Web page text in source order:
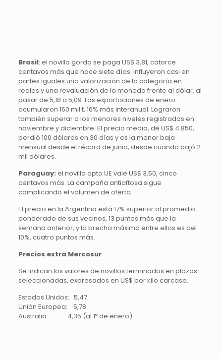
Brasil: el novillo gordo se paga US$ 3,81, catorce
centavos más que hace siete días. Influyeron casi en
partes iguales una valorización de la categoría en
reales y una revaluación de la moneda frente al dólar, al
pasar de 5,18 a 5,09. Las exportaciones de enero
acumularon 160 mil t, 16% más interanual. Lograron
también superar a los menores niveles registrados en
noviembre y diciembre. El precio medio, de US$ 4.850,
perdió 100 dólares en 30 días y es la menor baja
mensual desde el récord de junio, desde cuando bajó 2
mil dólares.
Paraguay: el novillo apto UE vale US$ 3,50, cinco
centavos más. La campaña antiaftosa sigue
complicando el volumen de oferta.
El precio en la Argentina está 17% superior al promedio
ponderado de sus vecinos, 13 puntos más que la
semana anterior, y la brecha máxima entre ellos es del
10%, cuatro puntos más.
Precios extra Mercosur
Se indican los valores de novillos terminados en plazas
seleccionadas, expresados en US$ por kilo carcasa.
Estados Unidos: 5,47
Unión Europea: 5,78
Australia: 4,35 (al 1º de enero)